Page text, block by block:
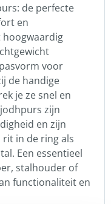
de perfecte
en
voor
de handige
je ze snel en
zijn
en zijn
rit in de ring als
Een essentieel
stalhouder of
functionaliteit en